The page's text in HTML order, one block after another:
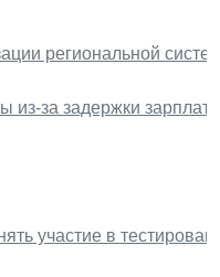
региональной
из-за задержки
участие в